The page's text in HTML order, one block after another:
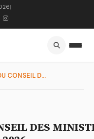
|
COMMUNIQUÉ DU CONSEIL DES MINISTRES DU MERCREDI 03 JUIN 2026
DES